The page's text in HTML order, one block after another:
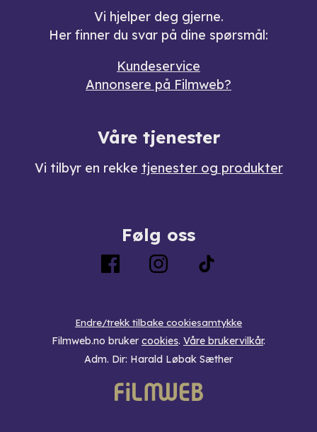
Vi hjelper deg gjerne.
Her finner du svar på dine spørsmål:
Kundeservice
Annonsere på Filmweb?
Våre tjenester
Vi tilbyr en rekke tjenester og produkter
Følg oss
Endre/trekk tilbake cookiesamtykke
Filmweb.no bruker cookies. Våre brukervilkår.
Adm. Dir: Harald Løbak Sæther